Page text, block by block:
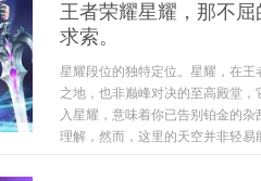
王者荣耀星耀，那不
求索。
星耀段位的独特定位。星耀，在
之地，也非巅峰对决的至高殿堂
入星耀，意味着你已告别铂金的
理解，然而，这里的天空并非轻